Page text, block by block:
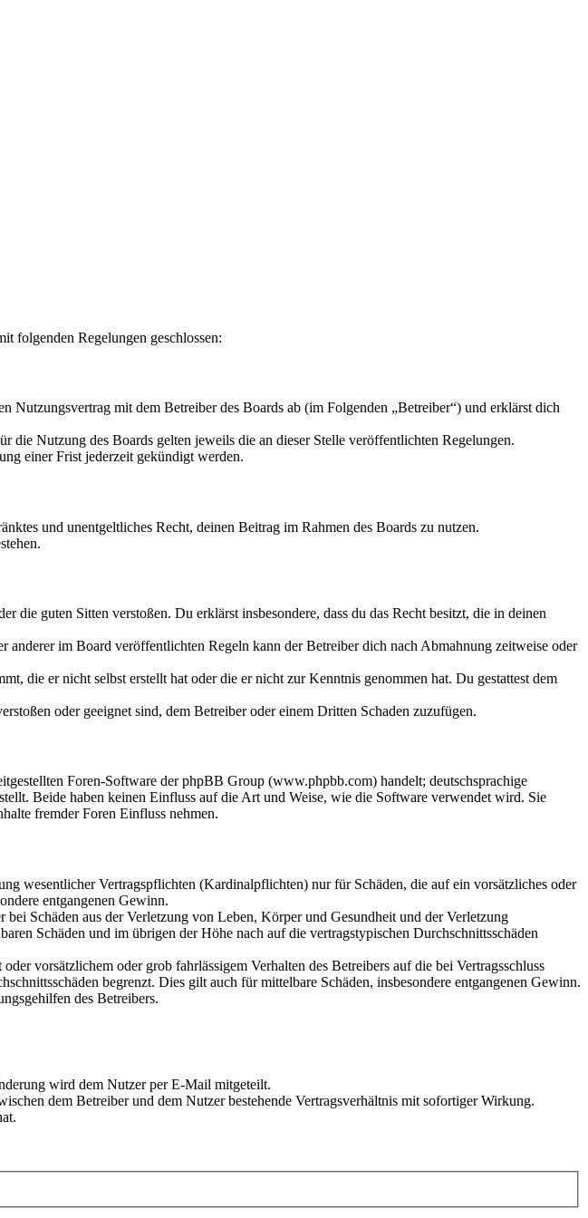
folgenden Regelungen geschlossen:
mit dem Betreiber des Boards ab (im Folgenden „Betreiber“) und erklärst dich
die Nutzung des Boards gelten jeweils die an dieser Stelle veröffentlichten Regelungen.
einer Frist jederzeit gekündigt werden.
und unentgeltliches Recht, deinen Beitrag im Rahmen des Boards zu nutzen.
die guten Sitten verstoßen. Du erklärst insbesondere, dass du das Recht besitzt, die in deinen
anderer im Board veröffentlichten Regeln kann der Betreiber dich nach Abmahnung zeitweise oder
die er nicht selbst erstellt hat oder die er nicht zur Kenntnis genommen hat. Du gestattest dem
oder geeignet sind, dem Betreiber oder einem Dritten Schaden zuzufügen.
Foren-Software der phpBB Group (www.phpbb.com) handelt; deutschsprachige
Beide haben keinen Einfluss auf die Art und Weise, wie die Software verwendet wird. Sie
fremder Foren Einfluss nehmen.
wesentlicher Vertragspflichten (Kardinalpflichten) nur für Schäden, die auf ein vorsätzliches oder
entgangenen Gewinn.
Schäden aus der Verletzung von Leben, Körper und Gesundheit und der Verletzung
Schäden und im übrigen der Höhe nach auf die vertragstypischen Durchschnittsschäden
vorsätzlichem oder grob fahrlässigem Verhalten des Betreibers auf die bei Vertragsschluss
begrenzt. Dies gilt auch für mittelbare Schäden, insbesondere entgangenen Gewinn.
des Betreibers.
wird dem Nutzer per E-Mail mitgeteilt.
dem Betreiber und dem Nutzer bestehende Vertragsverhältnis mit sofortiger Wirkung.